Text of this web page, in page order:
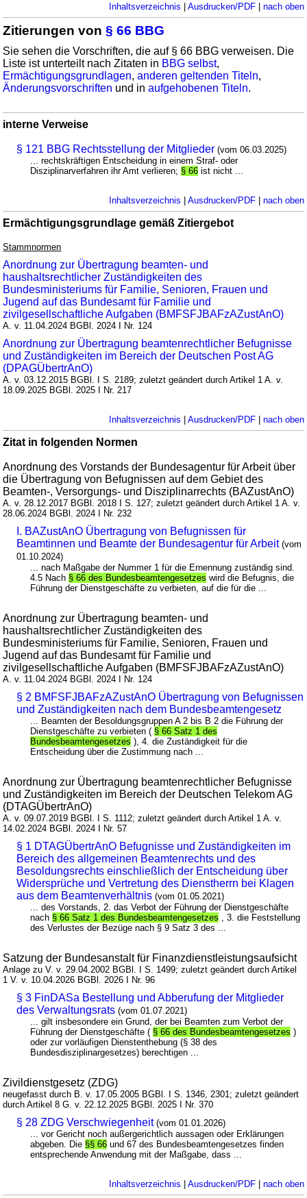
Inhaltsverzeichnis | Ausdrucken/PDF| nach oben
Zitierungen von§ 66 BBG
Sie sehen die Vorschriften, die auf § 66 BBG verweisen. Die
Liste ist unterteilt nach Zitaten in BBG selbst,
Ermächtigungsgrundlagen,anderen geltenden Titeln,
Änderungsvorschriften und inaufgehobenen Titeln.
interne Verweise
§ 121 BBG Rechtsstellung der Mitglieder (vom 06.03.2025)
... rechtskräftigen Entscheidung in einem Straf- oder
Disziplinarverfahren ihr Amt verlieren; § 66 ist nicht ...
Inhaltsverzeichnis | Ausdrucken/PDF| nach oben
Ermächtigungsgrundlage gemäß Zitiergebot
Stammnormen
Anordnung zur Übertragung beamten- und
haushaltsrechtlicher Zuständigkeiten des
Bundesministeriums für Familie, Senioren, Frauen und
Jugend auf das Bundesamt für Familie und
zivilgesellschaftliche Aufgaben (BMFSFJBAFzAZustAnO)
A. v. 11.04.2024 BGBl. 2024 I Nr. 124
Anordnung zur Übertragung beamtenrechtlicher Befugnisse
und Zuständigkeiten im Bereich der Deutschen Post AG
(DPAGÜbertrAnO)
A. v. 03.12.2015 BGBl. I S. 2189; zuletzt geändert durch Artikel 1 A. v.
18.09.2025 BGBl. 2025 I Nr. 217
Inhaltsverzeichnis | Ausdrucken/PDF| nach oben
Zitat in folgenden Normen
Anordnung des Vorstands der Bundesagentur für Arbeit über
die Übertragung von Befugnissen auf dem Gebiet des
Beamten-, Versorgungs- und Disziplinarrechts (BAZustAnO)
A. v. 28.12.2017 BGBl. 2018 I S. 127; zuletzt geändert durch Artikel 1 A. v.
28.06.2024 BGBl. 2024 I Nr. 232
I. BAZustAnO Übertragung von Befugnissen für
Beamtinnen und Beamte der Bundesagentur für Arbeit (vom
01.10.2024)
... nach Maßgabe der Nummer 1 für die Ernennung zuständig sind.
4.5 Nach § 66 des Bundesbeamtengesetzes wird die Befugnis, die
Führung der Dienstgeschäfte zu verbieten, auf die für die ...
Anordnung zur Übertragung beamten- und
haushaltsrechtlicher Zuständigkeiten des
Bundesministeriums für Familie, Senioren, Frauen und
Jugend auf das Bundesamt für Familie und
zivilgesellschaftliche Aufgaben (BMFSFJBAFzAZustAnO)
A. v. 11.04.2024 BGBl. 2024 I Nr. 124
§ 2 BMFSFJBAFzAZustAnO Übertragung von Befugnissen
und Zuständigkeiten nach dem Bundesbeamtengesetz
... Beamten der Besoldungsgruppen A 2 bis B 2 die Führung der
Dienstgeschäfte zu verbieten ( § 66 Satz 1 des
Bundesbeamtengesetzes ), 4. die Zuständigkeit für die
Entscheidung über die Zustimmung nach ...
Anordnung zur Übertragung beamtenrechtlicher Befugnisse
und Zuständigkeiten im Bereich der Deutschen Telekom AG
(DTAGÜbertrAnO)
A. v. 09.07.2019 BGBl. I S. 1112; zuletzt geändert durch Artikel 1 A. v.
14.02.2024 BGBl. 2024 I Nr. 57
§ 1 DTAGÜbertrAnO Befugnisse und Zuständigkeiten im
Bereich des allgemeinen Beamtenrechts und des
Besoldungsrechts einschließlich der Entscheidung über
Widersprüche und Vertretung des Dienstherrn bei Klagen
aus dem Beamtenverhältnis (vom 01.05.2021)
... des Vorstands, 2. das Verbot der Führung der Dienstgeschäfte
nach § 66 Satz 1 des Bundesbeamtengesetzes , 3. die Feststellung
des Verlustes der Bezüge nach § 9 Satz 3 des ...
Satzung der Bundesanstalt für Finanzdienstleistungsaufsicht
Anlage zu V. v. 29.04.2002 BGBl. I S. 1499; zuletzt geändert durch Artikel
1 V. v. 10.04.2026 BGBl. 2026 I Nr. 96
§ 3 FinDASa Bestellung und Abberufung der Mitglieder
des Verwaltungsrats (vom 01.07.2021)
... gilt insbesondere ein Grund, der bei Beamten zum Verbot der
Führung der Dienstgeschäfte ( § 66 des Bundesbeamtengesetzes )
oder zur vorläufigen Dienstenthebung (§ 38 des
Bundesdisziplinargesetzes) berechtigen ...
Zivildienstgesetz (ZDG)
neugefasst durch B. v. 17.05.2005 BGBl. I S. 1346, 2301; zuletzt geändert
durch Artikel 8 G. v. 22.12.2025 BGBl. 2025 I Nr. 370
§ 28 ZDG Verschwiegenheit (vom 01.01.2026)
... vor Gericht noch außergerichtlich aussagen oder Erklärungen
abgeben. Die §§ 66 und 67 des Bundesbeamtengesetzes finden
entsprechende Anwendung mit der Maßgabe, dass ...
Inhaltsverzeichnis | Ausdrucken/PDF| nach oben